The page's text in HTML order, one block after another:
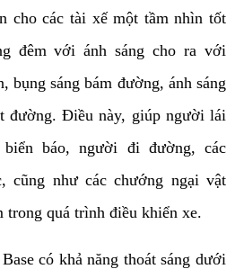
cho các tài xế một tầm nhìn tốt
đêm với ánh sáng cho ra với
bụng sáng bám đường, ánh sáng
đường. Điều này, giúp người lái
biển báo, người đi đường, các
cũng như các chướng ngại vật
trong quá trình điều khiển xe.
có khả năng thoát sáng dưới